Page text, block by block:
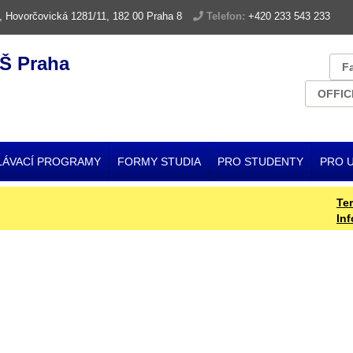
1281/11, 182 00 Praha 8 Telefon: +420 233 543 233
Praha
PROGRAMY FORMY STUDIA PRO STUDENTY PRO